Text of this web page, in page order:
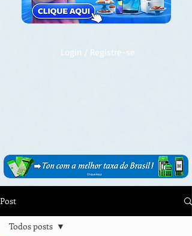
Login / Registre-se
Post
Todos posts